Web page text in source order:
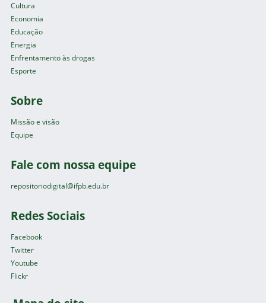
Cultura
Economia
Educação
Energia
Enfrentamento às drogas
Esporte
Sobre
Missão e visão
Equipe
Fale com nossa equipe
repositoriodigital@ifpb.edu.br
Redes Sociais
Facebook
Twitter
Youtube
Flickr